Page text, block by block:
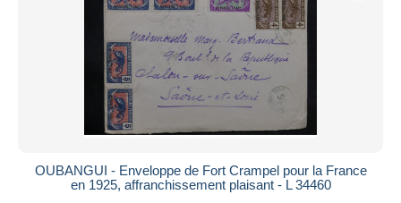
OUBANGUI - Enveloppe de Fort Crampel pour la France
en 1925, affranchissement plaisant - L 34460